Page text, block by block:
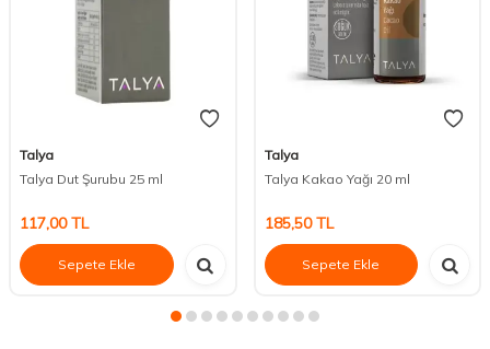
Talya
Talya Dut Şurubu 25 ml
117,00TL
Sepete Ekle
Talya
Talya Kakao Yağı 20 ml
185,50TL
Sepete Ekle